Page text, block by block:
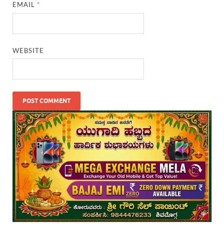
EMAIL *
WEBSITE